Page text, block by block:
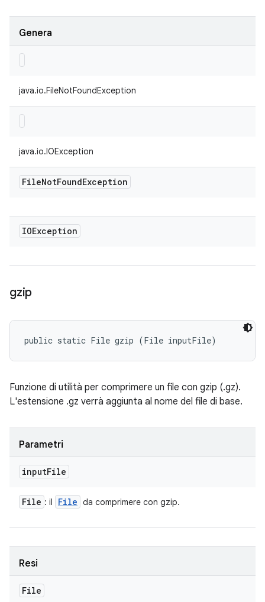
Genera
java.io.FileNotFoundException
java.io.IOException
FileNotFoundException
IOException
gzip
public static File gzip (File inputFile)
Funzione di utilità per comprimere un file con gzip (.gz).
L'estensione .gz verrà aggiunta al nome del file di base.
Parametri
inputFile
File : il File da comprimere con gzip.
Resi
File